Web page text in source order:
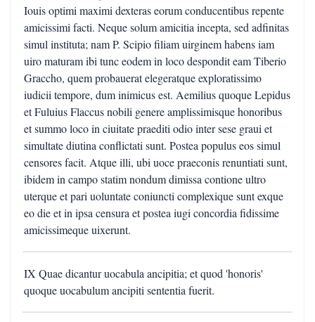
Iouis optimi maximi dexteras eorum conducentibus repente
amicissimi facti. Neque solum amicitia incepta, sed adfinitas
simul instituta; nam P. Scipio filiam uirginem habens iam
uiro maturam ibi tunc eodem in loco despondit eam Tiberio
Graccho, quem probauerat elegeratque exploratissimo
iudicii tempore, dum inimicus est. Aemilius quoque Lepidus
et Fuluius Flaccus nobili genere amplissimisque honoribus
et summo loco in ciuitate praediti odio inter sese graui et
simultate diutina conflictati sunt. Postea populus eos simul
censores facit. Atque illi, ubi uoce praeconis renuntiati sunt,
ibidem in campo statim nondum dimissa contione ultro
uterque et pari uoluntate coniuncti complexique sunt exque
eo die et in ipsa censura et postea iugi concordia fidissime
amicissimeque uixerunt.
IX Quae dicantur uocabula ancipitia; et quod 'honoris'
quoque uocabulum ancipiti sententia fuerit.